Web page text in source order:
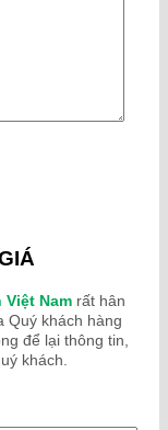
Việt Nam rất hân
Quý khách hàng
để lại thông tin,
khách.